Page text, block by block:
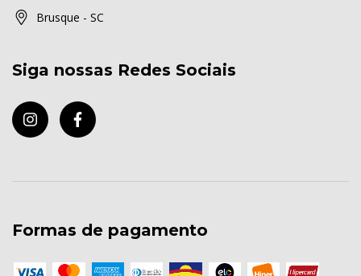
Brusque - SC
Siga nossas Redes Sociais
Formas de pagamento